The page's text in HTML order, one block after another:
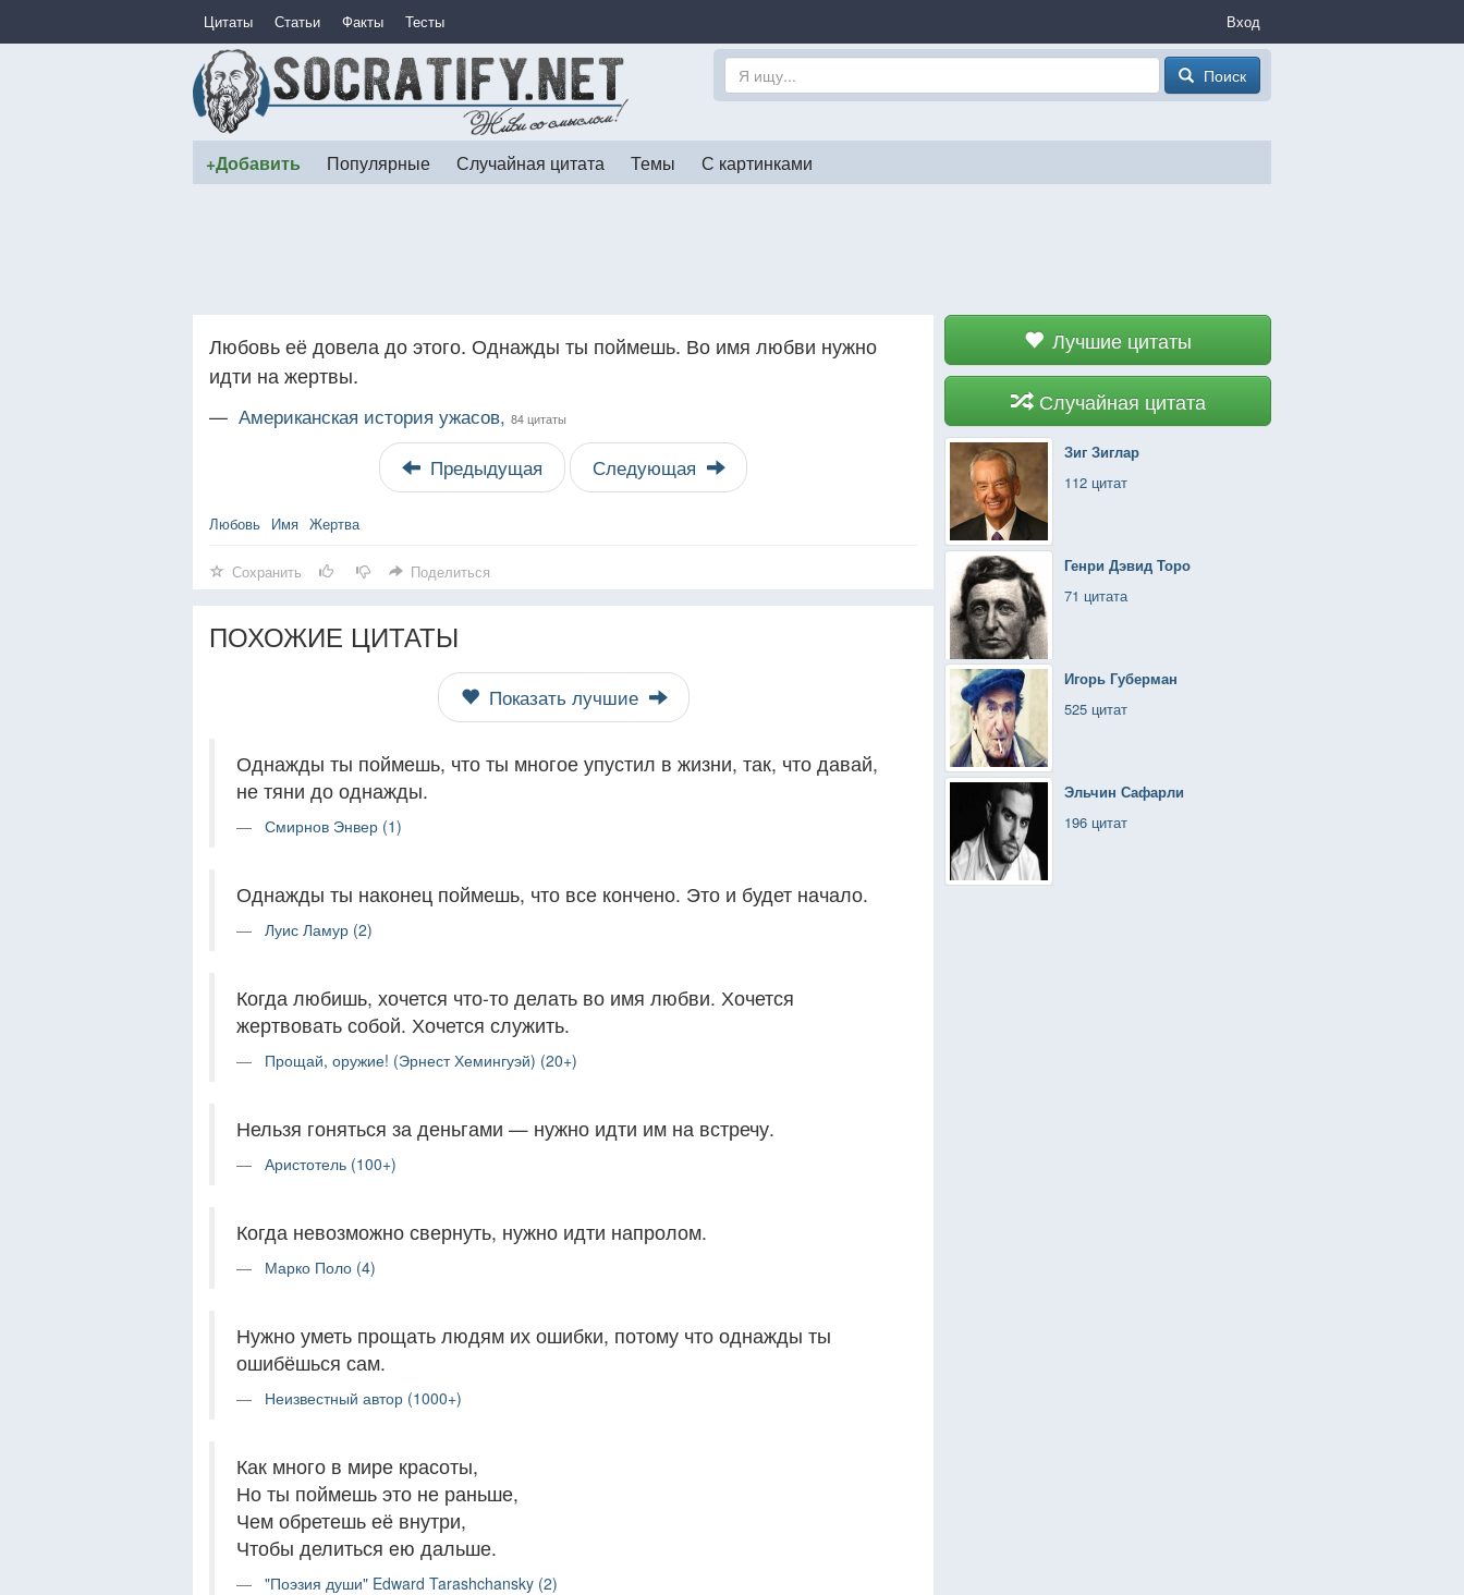
Цитаты Статьи Факты Тесты Вход
Поиск
+Добавить Популярные Случайная цитата Темы С картинками
Лучшие цитаты
Случайная цитата
Зиг Зиглар
112 цитат
Генри Дэвид Торо
71 цитата
Игорь Губерман
525 цитат
Эльчин Сафарли
196 цитат
Любовь её довела до этого. Однажды ты поймешь. Во имя любви нужно
идти на жертвы.
— Американская история ужасов, 84 цитаты
Предыдущая Следующая
Любовь Имя Жертва
Сохранить Поделиться
ПОХОЖИЕ ЦИТАТЫ
Показать лучшие
Однажды ты поймешь, что ты многое упустил в жизни, так, что давай,
не тяни до однажды.
Смирнов Энвер (1)
Однажды ты наконец поймешь, что все кончено. Это и будет начало.
Луис Ламур (2)
Когда любишь, хочется что-то делать во имя любви. Хочется
жертвовать собой. Хочется служить.
Прощай, оружие! (Эрнест Хемингуэй) (20+)
Нельзя гоняться за деньгами — нужно идти им на встречу.
Аристотель (100+)
Когда невозможно свернуть, нужно идти напролом.
Марко Поло (4)
Нужно уметь прощать людям их ошибки, потому что однажды ты
ошибёшься сам.
Неизвестный автор (1000+)
Как много в мире красоты,
Но ты поймешь это не раньше,
Чем обретешь её внутри,
Чтобы делиться eю дальше.
"Поэзия души" Edward Tarashchansky (2)